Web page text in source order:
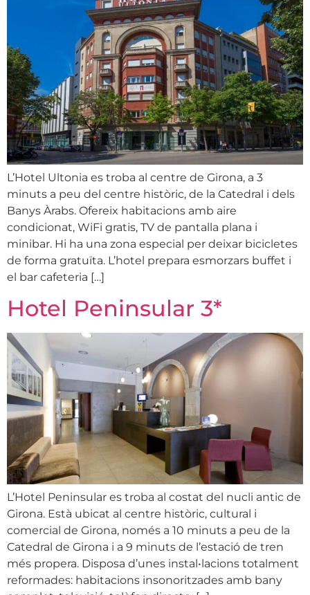
L’Hotel Ultonia es troba al centre de Girona, a 3
minuts a peu del centre històric, de la Catedral i dels
Banys Àrabs. Ofereix habitacions amb aire
condicionat, WiFi gratis, TV de pantalla plana i
minibar. Hi ha una zona especial per deixar bicicletes
de forma gratuïta. L’hotel prepara esmorzars buffet i
el bar cafeteria […]
Hotel Peninsular 3*
L’Hotel Peninsular es troba al costat del nucli antic de
Girona. Està ubicat al centre històric, cultural i
comercial de Girona, només a 10 minuts a peu de la
Catedral de Girona i a 9 minuts de l’estació de tren
més propera. Disposa d’unes instal•lacions totalment
reformades: habitacions insonoritzades amb bany